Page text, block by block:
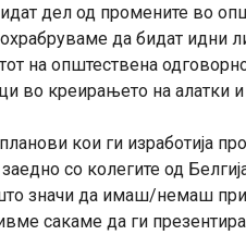
дел од промените во
да бидат идни
на општествена
во креирањето на алатки
кои ги изработија
со колегите од
значи да имаш/немаш
сакаме да ги